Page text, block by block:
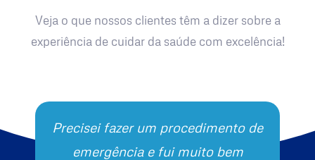
Veja o que nossos clientes têm a dizer sobre a
experiência de cuidar da saúde com excelência!
Precisei fazer um procedimento de
emergência e fui muito bem